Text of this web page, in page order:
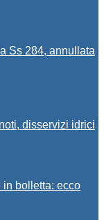
Ss 284, annullata
disservizi idrici
bolletta: ecco